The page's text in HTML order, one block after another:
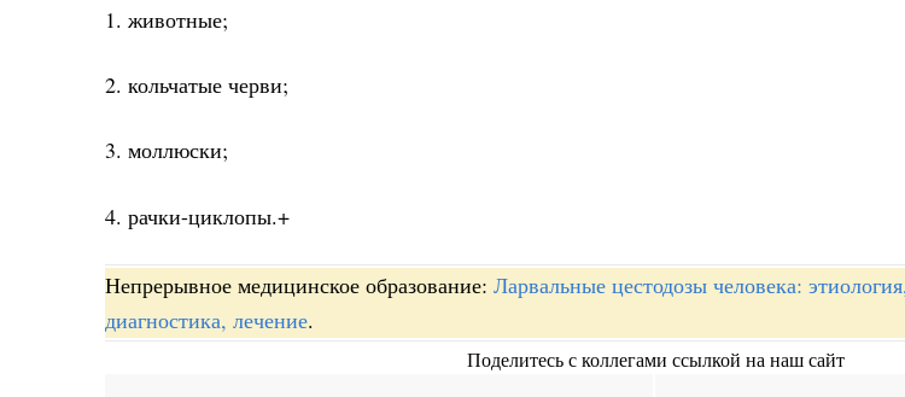
1. животные;
2. кольчатые черви;
3. моллюски;
4. рачки-циклопы.+
Непрерывное медицинское образование: Ларвальные цестодозы человека:
диагностика, лечение.
Поделитесь с коллегами ссылкой на наш сайт